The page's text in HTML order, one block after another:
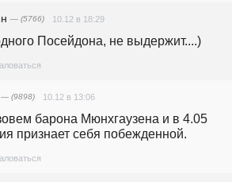
— (5766) 10.12 в 18:29
Посейдона, не выдержит....)
— (9898) 10.12 в 13:06
барона Мюнхгаузена и в 4.05
признает себя побежденной.